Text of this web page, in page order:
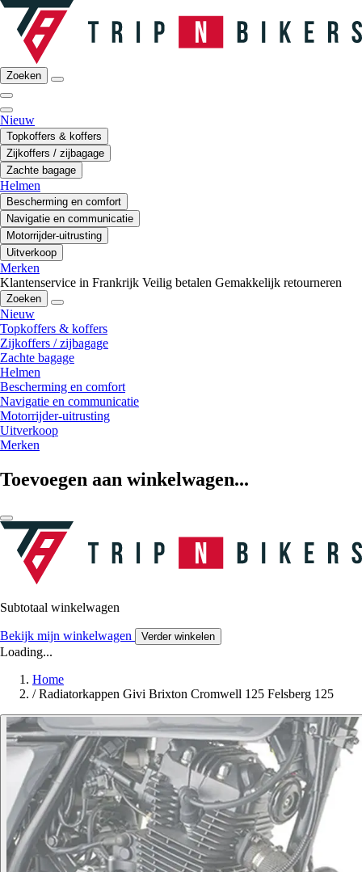
Zoeken
Nieuw
Topkoffers & koffers
Zijkoffers / zijbagage
Zachte bagage
Helmen
Bescherming en comfort
Navigatie en communicatie
Motorrijder-uitrusting
Uitverkoop
Merken
Klantenservice in Frankrijk Veilig betalen Gemakkelijk retourneren
Zoeken
Nieuw
Topkoffers & koffers
Zijkoffers / zijbagage
Zachte bagage
Helmen
Bescherming en comfort
Navigatie en communicatie
Motorrijder-uitrusting
Uitverkoop
Merken
Toevoegen aan winkelwagen...
Subtotaal winkelwagen
Bekijk mijn winkelwagen Verder winkelen
Loading...
Home
/ Radiatorkappen Givi Brixton Cromwell 125 Felsberg 125